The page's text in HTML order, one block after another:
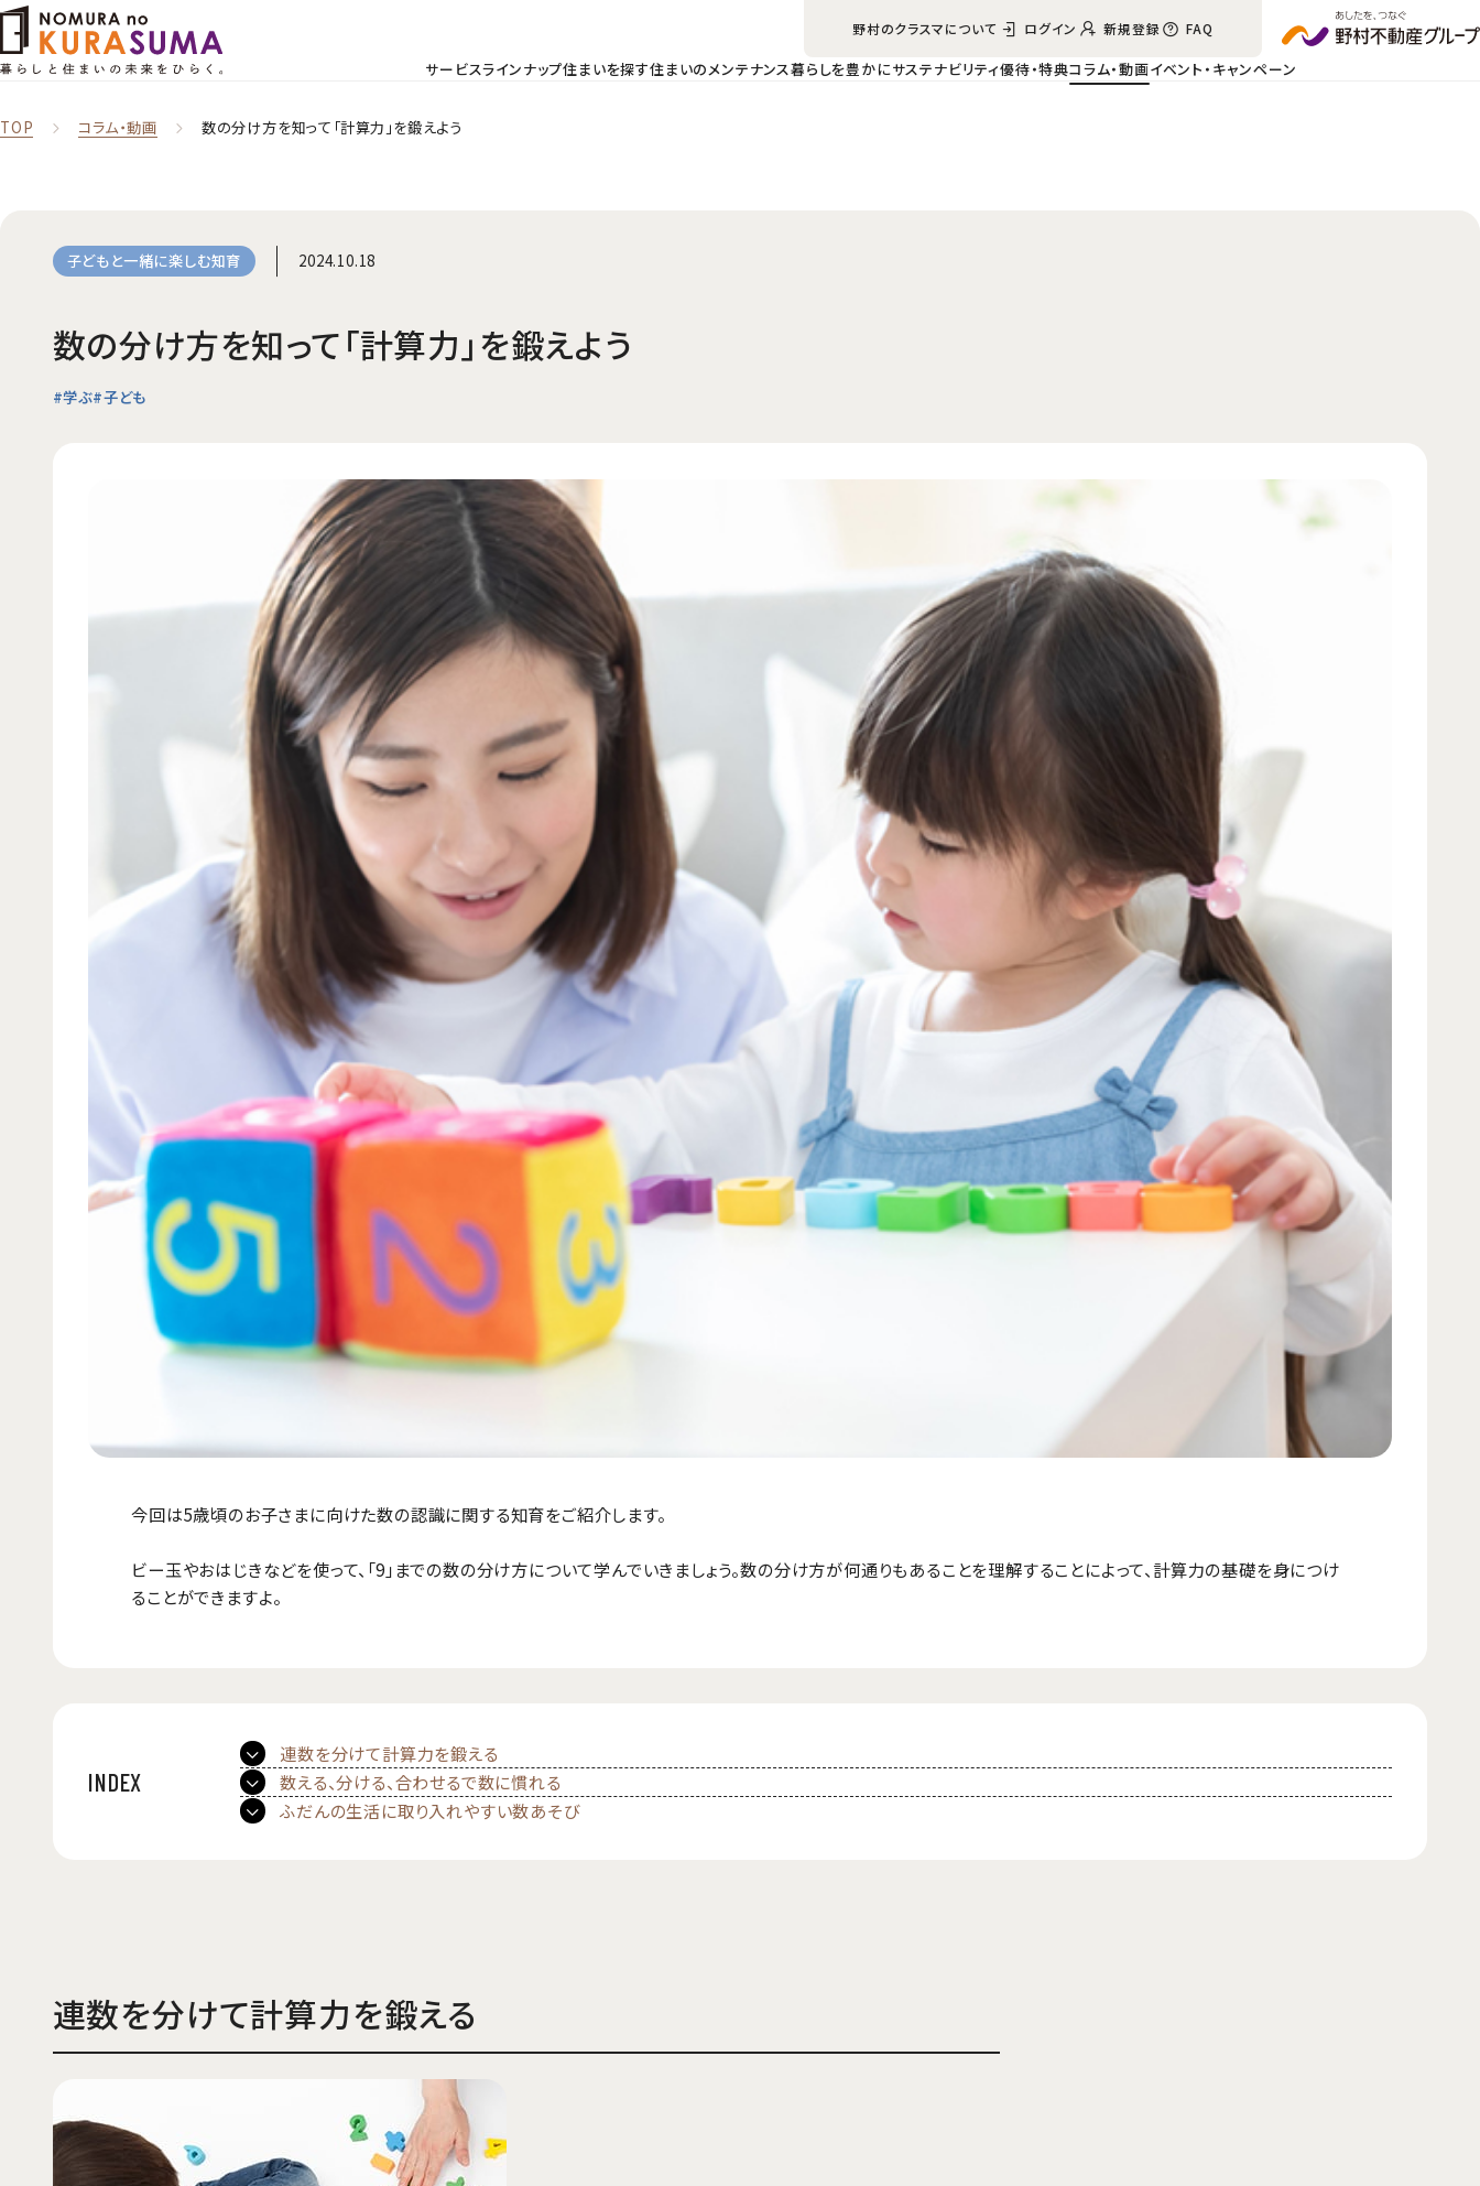
野村のクラスマについて ログイン 新規登録 FAQ
サービスラインナップ住まいを探す住まいのメンテナンス暮らしを豊かにサステナビリティ優待・特典コラム・動画イベント・ キャンペーン
TOP コラム‧動画 数の分け方を知って「計算力」を鍛えよう
子どもと一緒に楽しむ知育 2024.10.18
数の分け方を知って「計算力」を鍛えよう
#学ぶ#子ども
今回は5歳頃のお子さまに向けた数の認識に関する知育をご紹介します。
ビー玉やおはじきなどを使って、「9」までの数の分け方について学んでいきましょう。数の分け方が何通りもあることを理解することによって、計算力の基礎を身につけ
ることができますよ。
INDEX
連数を分けて計算力を鍛える
数える、分ける、合わせるで数に慣れる
ふだんの生活に取り入れやすい数あそび
連数を分けて計算力を鍛える